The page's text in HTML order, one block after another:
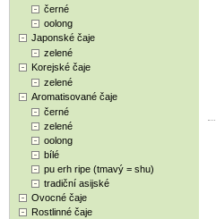
černé
oolong
Japonské čaje
zelené
Korejské čaje
zelené
Aromatisované čaje
černé
zelené
oolong
bílé
pu erh ripe (tmavý = shu)
tradiční asijské
Ovocné čaje
Rostlinné čaje